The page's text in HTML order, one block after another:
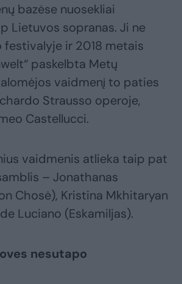
bazėse nuosekliai
Lietuvos sopranas. Ji ne
ir 2018 metais
paskelbta Metų
vaidmenį to paties
Strausso operoje,
Castellucci.
vaidmenis atlieka taip pat
– Jonathanas
Chosė), Kristina Mkhitaryan
Luciano (Eskamiljas).
nesutapo